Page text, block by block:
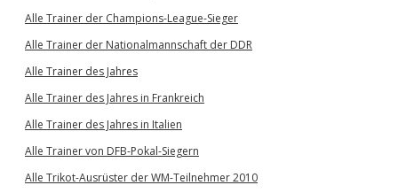
Alle Trainer der Champions-League-Sieger
Alle Trainer der Nationalmannschaft der DDR
Alle Trainer des Jahres
Alle Trainer des Jahres in Frankreich
Alle Trainer des Jahres in Italien
Alle Trainer von DFB-Pokal-Siegern
Alle Trikot-Ausrüster der WM-Teilnehmer 2010